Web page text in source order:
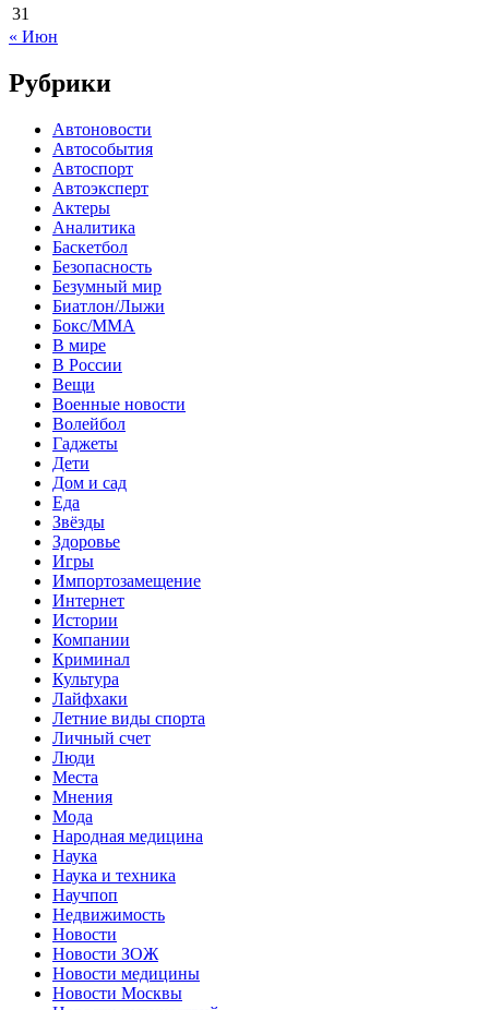
31
« Июн
Рубрики
Автоновости
Автособытия
Автоспорт
Автоэксперт
Актеры
Аналитика
Баскетбол
Безопасность
Безумный мир
Биатлон/Лыжи
Бокс/MMA
В мире
В России
Вещи
Военные новости
Волейбол
Гаджеты
Дети
Дом и сад
Еда
Звёзды
Здоровье
Игры
Импортозамещение
Интернет
Истории
Компании
Криминал
Культура
Лайфхаки
Летние виды спорта
Личный счет
Люди
Места
Мнения
Мода
Народная медицина
Наука
Наука и техника
Научпоп
Недвижимость
Новости
Новости ЗОЖ
Новости медицины
Новости Москвы